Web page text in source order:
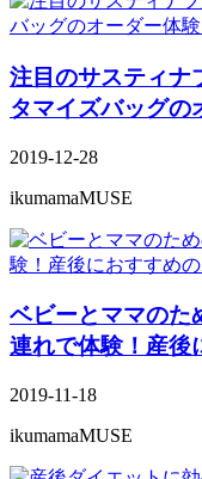
注目のサスティナ
タマイズバッグの
2019-12-28
ikumamaMUSE
ベビーとママのた
連れで体験！産後
2019-11-18
ikumamaMUSE